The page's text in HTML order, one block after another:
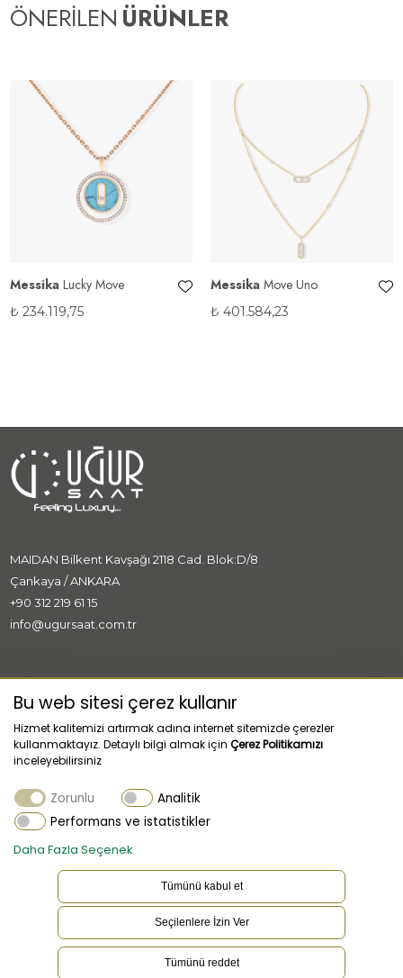
ÖNERİLEN ÜRÜNLER
Messika Lucky Move
₺ 234.119,75
Messika Move Uno
₺ 401.584,23
MAIDAN Bilkent Kavşağı 2118 Cad. Blok:D/8
Çankaya / ANKARA
+90 312 219 61 15
info@ugursaat.com.tr
MARKALAR
KURUMSAL
MÜŞTERİ HİZMETLERİ
Dil TR
Bu web sitesi çerez kullanır
Hizmet kalitemizi artırmak adına internet sitemizde çerezler
kullanmaktayız. Detaylı bilgi almak için Çerez Politikamızı
inceleyebilirsiniz
Zorunlu
Analitik
Performans ve istatistikler
Daha Fazla Seçenek
Tümünü reddet
Seçilenlere İzin Ver
Tümünü kabul et